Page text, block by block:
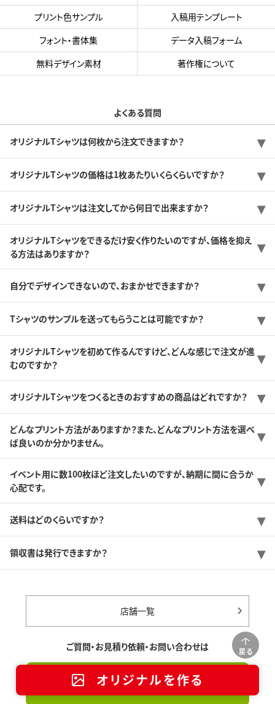
戻る
オリジナルを作る
プリント色サンプル
入稿用テンプレート
フォント・書体集
データ入稿フォーム
無料デザイン素材
著作権について
よくある質問
オリジナルTシャツは何枚から注文できますか？
オリジナルTシャツの価格は1枚あたりいくらくらいですか？
オリジナルTシャツは注文してから何日で出来ますか？
オリジナルTシャツをできるだけ安く作りたいのですが、価格を抑え
る方法はありますか？
自分でデザインできないので、おまかせできますか？
Tシャツのサンプルを送ってもらうことは可能ですか？
オリジナルTシャツを初めて作るんですけど、どんな感じで注文が進
むのですか？
オリジナルTシャツをつくるときのおすすめの商品はどれですか？
どんなプリント方法がありますか？また、どんなプリント方法を選べ
ば良いのか分かりません。
イベント用に数100枚ほど注文したいのですが、納期に間に合うか
心配です。
送料はどのくらいですか？
領収書は発行できますか？
店舗一覧
ご質問・お見積り依頼・お問い合わせは